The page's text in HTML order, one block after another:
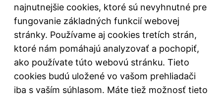
najnutnejšie cookies, ktoré sú nevyhnutné pre
fungovanie základných funkcií webovej
stránky. Používame aj cookies tretích strán,
ktoré nám pomáhajú analyzovať a pochopiť,
ako používate túto webovú stránku. Tieto
cookies budú uložené vo vašom prehliadači
iba s vaším súhlasom. Máte tiež možnosť tieto